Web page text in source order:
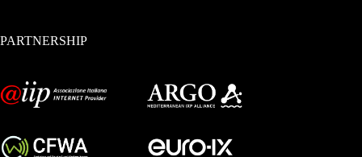
PARTNERSHIP